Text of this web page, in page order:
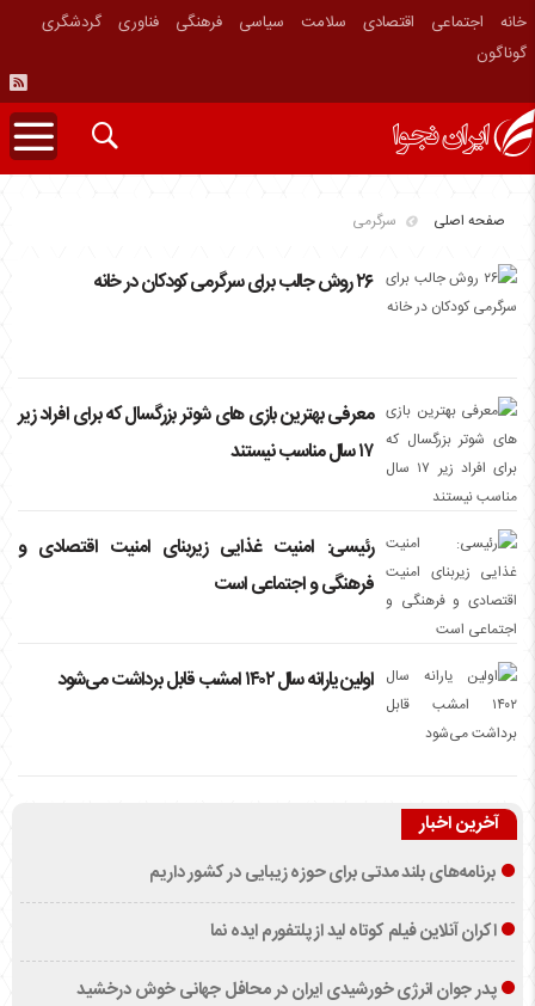
خانه اجتماعی اقتصادی سلامت سیاسی فرهنگی فناوری
گردشگری
گوناگون
صفحه اصلی سرگرمی
۲۶ روش جالب برای سرگرمی کودکان در خانه
معرفی بهترین بازی های شوتر بزرگسال که برای افراد زیر
۱۷ سال مناسب نیستند
رئیسی: امنیت غذایی زیربنای امنیت اقتصادی و
فرهنگی و اجتماعی است
اولین یارانه سال ۱۴۰۲ امشب قابل برداشت می‌شود
آخرین اخبار
برنامه‌های بلند مدتی برای حوزه زیبایی در کشور داریم
اکران آنلاین فیلم کوتاه لید از پلتفورم ایده نما
پدر جوان انرژی خورشیدی ایران در محافل جهانی خوش درخشید